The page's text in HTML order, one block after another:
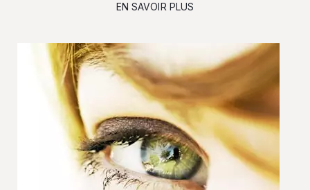
EN SAVOIR PLUS